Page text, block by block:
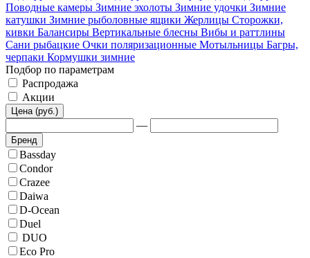
Поводные камеры Зимние эхолоты Зимние удочки Зимние
катушки Зимние рыболовные ящики Жерлицы Сторожки,
кивки Балансиры Вертикальные блесны Вибы и раттлины
Сани рыбацкие Очки поляризационные Мотыльницы Багры,
черпаки Кормушки зимние
Подбор по параметрам
Распродажа
Акции
Цена (руб.)
—
Бренд
Bassday
Condor
Crazee
Daiwa
D-Ocean
Duel
DUO
Eco Pro